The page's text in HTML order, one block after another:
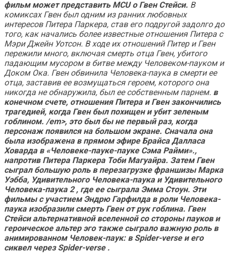
фильм может представить MCU о Гвен Стейси. В
комиксах Гвен был одним из ранних любовных
интересов Питера Паркера, став его подругой задолго до
того, как начались более известные отношения Питера с
Мэри Джейн Уотсон. В ходе их отношений Питер и Гвен
пережили много, включая смерть отца Гвен, убитого
падающим мусором в битве между Человеком-пауком и
Доком Ока. Гвен обвинила Человека-паука в смерти ее
отца, заставив ее возмущаться героем, которого она
никогда не обнаружила, был ее собственным парнем. в
конечном счете, отношения Питера и Гвен закончились
трагедией, когда Гвен был похищен и убит зеленым
гоблином. /em>, это был бы не первый раз, когда
персонаж появился на большом экране. Сначала она
была изображена в прямом эфире Брайса Далласа
Ховарда в «Человеке-пауке-пауке Сэма Райми».,
напротив Питера Паркера Тоби Магуайра. Затем Гвен
сыграл большую роль в перезагрузке франшизы Марка
Уэбба, Удивительного Человека-паука и Удивительного
Человека-паука 2, где ее сыграла Эмма Стоун. Эти
фильмы с участием Эндрю Гарфилда в роли Человека-
паука изобразили смерть Гвен от рук гоблина. Гвен
Стейси альтернативной вселенной со стороны пауков и
героическое альтер эго также сыграло важную роль в
анимированном Человек-паук: в Spider-verse и его
сиквел через Spider-verse .